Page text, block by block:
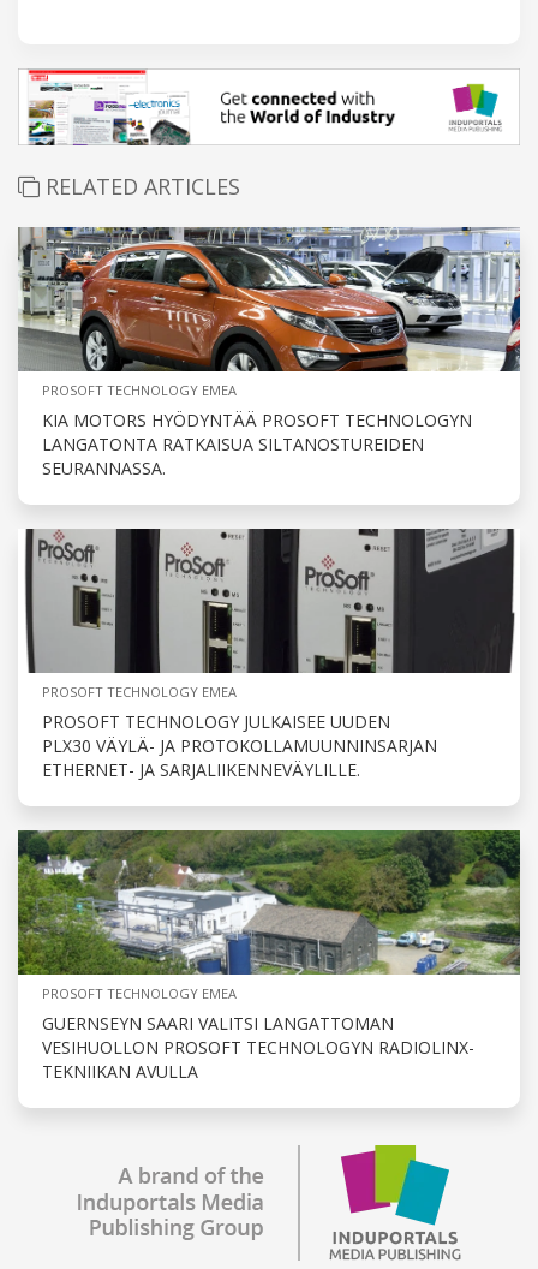
RELATED ARTICLES
PROSOFT TECHNOLOGY EMEA
KIA MOTORS HYÖDYNTÄÄ PROSOFT TECHNOLOGYN
LANGATONTA RATKAISUA SILTANOSTUREIDEN
SEURANNASSA.
PROSOFT TECHNOLOGY EMEA
PROSOFT TECHNOLOGY JULKAISEE UUDEN
PLX30 VÄYLÄ- JA PROTOKOLLAMUUNNINSARJAN
ETHERNET- JA SARJALIIKENNEVÄYLILLE.
PROSOFT TECHNOLOGY EMEA
GUERNSEYN SAARI VALITSI LANGATTOMAN
VESIHUOLLON PROSOFT TECHNOLOGYN RADIOLINX-
TEKNIIKAN AVULLA